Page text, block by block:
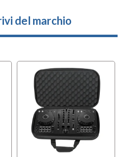
del marchio